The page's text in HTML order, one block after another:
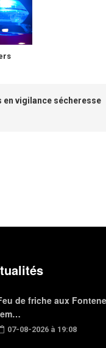
en vigilance sécheresse
de friche aux
07-08-2026 à 19:08